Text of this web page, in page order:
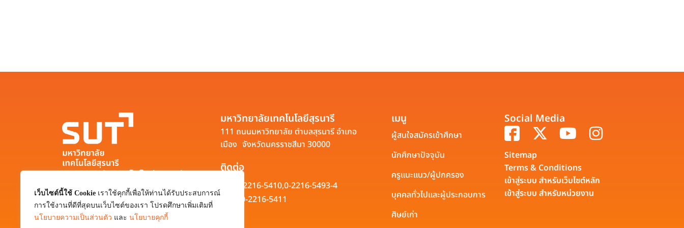
เว็บไซต์นี้ใช้ Cookie เราใช้คุกกี้เพื่อให้ท่านได้รับประสบการณ์
การใช้งานที่ดีที่สุดบนเว็บไซต์ของเรา โปรดศึกษาเพิ่มเติมที่
นโยบายความเป็นส่วนตัว และ นโยบายคุกกี้
มหาวิทยาลัยเทคโนโลยีสุรนารี
111 ถนนมหาวิทยาลัย ตำบลสุรนารี อำเภอ
เมือง จังหวัดนครราชสีมา 30000
0-4422-3000
มหาวิทยาลัยเทคโนโลยีสุรนารี
111 ถนนมหาวิทยาลัย ตำบลสุรนารี อำเภอ
เมือง จังหวัดนครราชสีมา 30000
ติดต่อ
0-2216-5410,0-2216-5493-4
0-2216-5411
เมนู
ผู้สนใจสมัครเข้าศึกษา
นักศึกษาปัจจุบัน
ครูแนะแนว/ผู้ปกครอง
บุคคลทั่วไปและผู้ประกอบการ
ศิษย์เก่า
Social Media
Sitemap
Terms & Conditions
เข้าสู่ระบบ สำหรับเว็บไซต์หลัก
เข้าสู่ระบบ สำหรับหน่วยงาน